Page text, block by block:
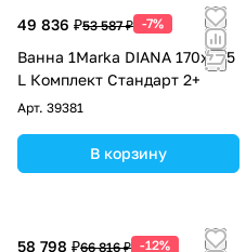
49 836 ₽53 587 ₽ -7%
Ванна 1Marka DIANA 170x105
L Комплект Стандарт 2+
Арт. 39381
В корзину
58 798 ₽66 816 ₽ -12%